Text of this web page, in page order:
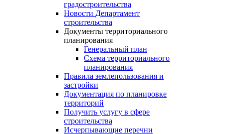
градостроительства
Новости Департамент
строительства
Документы территориального
планирования
Генеральный план
Схема территориального
планирования
Правила землепользования и
застройки
Документация по планировке
территорий
Получить услугу в сфере
строительства
Исчерпывающие перечни